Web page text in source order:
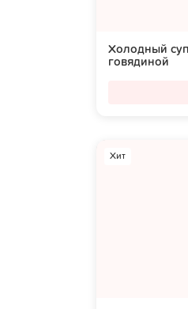
Холодный
говядиной
Хит